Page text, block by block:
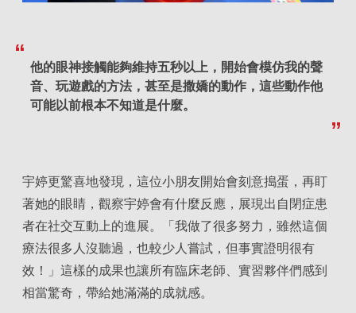
他的眼神接觸能夠維持五秒以上，開始會模仿我的聲
音、玩遊戲的方法，甚至是撒嬌的動作，這些動作他
可能以前根本不知道是什麼。
宇婷更驚喜地發現，這位小朋友開始會刻意搗蛋，再盯
著她的眼睛，觀察宇婷會有什麼反應，展現出自閉症患
者在社交互動上的進展。「我做了很多努力，雖然這個
療法很多人沒聽過，也較少人嘗試，但事實證明很有
效！」這樣的成果也讓所有臨床老師、實習夥伴們感到
相當驚奇，帶給她滿滿的成就感。